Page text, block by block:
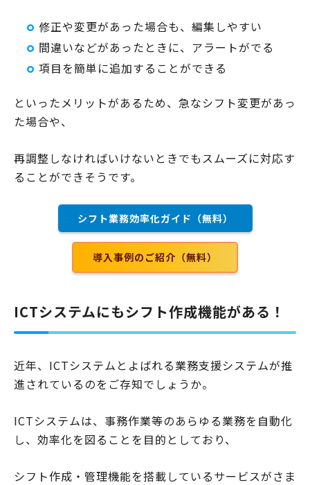
修正や変更があった場合も、編集しやすい
間違いなどがあったときに、アラートがでる
項目を簡単に追加することができる
といったメリットがあるため、急なシフト変更があっ
た場合や、
再調整しなければいけないときでもスムーズに対応す
ることができそうです。
シフト業務効率化ガイド（無料）
導入事例のご紹介（無料）
ICTシステムにもシフト作成機能がある！
近年、ICTシステムとよばれる業務支援システムが推
進されているのをご存知でしょうか。
ICTシステムは、事務作業等のあらゆる業務を自動化
し、効率化を図ることを目的としており、
シフト作成・管理機能を搭載しているサービスがさま